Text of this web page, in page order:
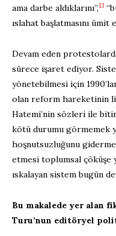
ama darbe aldıklarını”,13
ıslahat başlatmasını
Devam eden
sürece işaret ediyor.
yönetebilmesi için
olan reform hareketinin
Hatemi’nin sözleri ile
kötü durumu görmemek
hoşnutsuzluğunu
etmesi toplumsal çöküşe
ıskalayan sistem bugün
Bu makalede yer alan
Turu’nun editöryel